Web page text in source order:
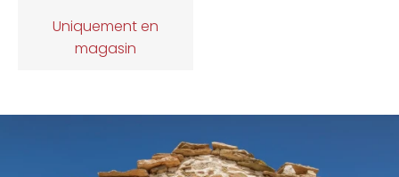
Uniquement en
magasin